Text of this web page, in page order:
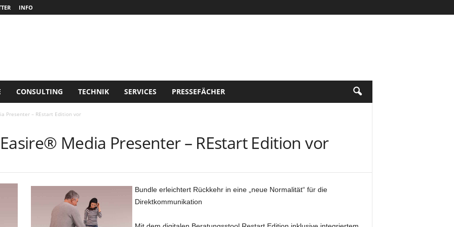
INFO
CONSULTING TECHNIK SERVICES PRESSEFÄCHER
Presenter – REstart Edition vor
Media Presenter – REstart Edition vor
Bundle erleichtert Rückkehr in eine „neue Normalität“ für die
Direktkommunikation